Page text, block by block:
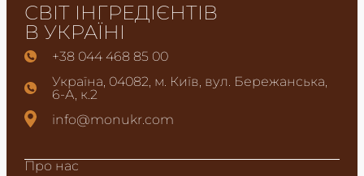
СВІТ ІНГРЕДІЄНТІВ
В УКРАЇНІ
+38 044 468 85 00
Україна, 04082, м. Київ, вул. Бережанська,
6-А, к.2
info@monukr.com
Про нас